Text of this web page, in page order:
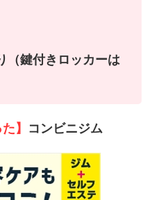
（鍵付きロッカーは
】 コンビニジム